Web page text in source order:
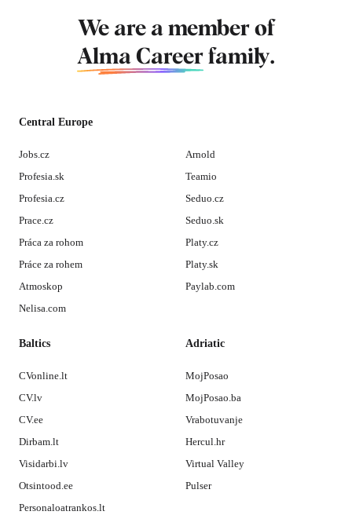
We are a member of
Alma Career family.
Central Europe
Jobs.cz
Profesia.sk
Profesia.cz
Prace.cz
Práca za rohom
Práce za rohem
Atmoskop
Nelisa.com
Arnold
Teamio
Seduo.cz
Seduo.sk
Platy.cz
Platy.sk
Paylab.com
Baltics
CVonline.lt
CV.lv
CV.ee
Dirbam.lt
Visidarbi.lv
Otsintood.ee
Personaloatrankos.lt
Adriatic
MojPosao
MojPosao.ba
Vrabotuvanje
Hercul.hr
Virtual Valley
Pulser